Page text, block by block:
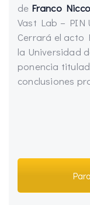
de Franco
Vast Lab – PIN
Cerrará el acto
la Universidad
ponencia
conclusiones